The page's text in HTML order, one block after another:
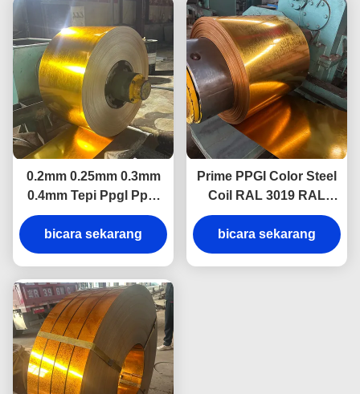
0.2mm 0.25mm 0.3mm
0.4mm Tepi Ppgl Ppgi
Prepainted Steel Coil
untuk atap
bicara sekarang
Prime PPGI Color Steel
Coil RAL 3019 RAL
3020 Pre Painted
Galvanized Zinc Coated
Sheet In Coil
bicara sekarang